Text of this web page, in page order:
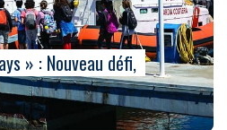
» : Nouveau défi,